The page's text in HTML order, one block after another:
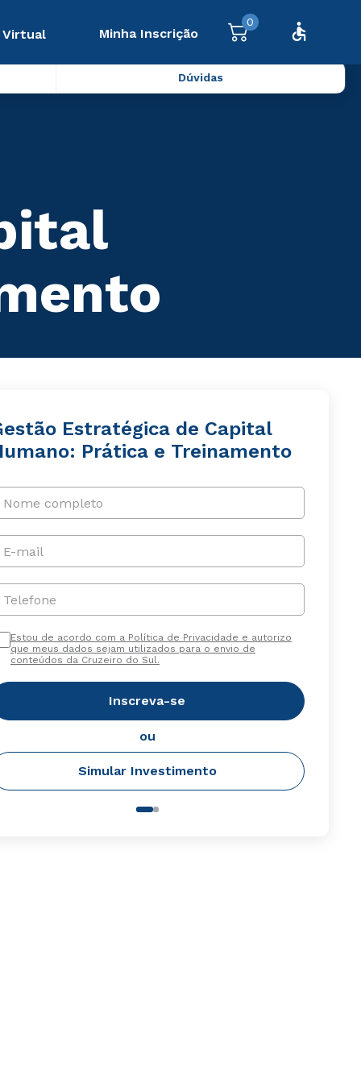
Virtual Minha Inscrição
0
Dúvidas
Estratégica de Capital
Prática e Treinamento
Nome completo
E-mail
Telefone
Estou de acordo com a Política de Privacidade e autorizo
que meus dados sejam utilizados para o envio de
conteúdos da Cruzeiro do Sul.
Inscreva-se
ou
Simular Investimento